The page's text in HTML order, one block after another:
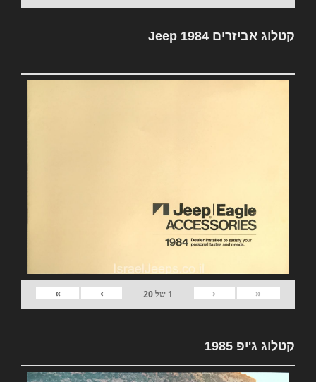
קטלוג אביזרים Jeep 1984
«
‹
1 של20
›
»
קטלוג ג'יפ 1985